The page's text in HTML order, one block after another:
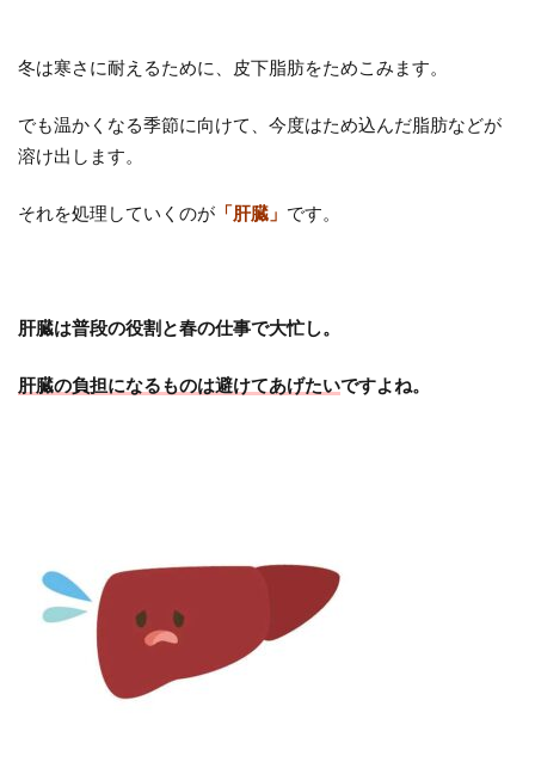
冬は寒さに耐えるために、皮下脂肪をためこみます。
でも温かくなる季節に向けて、今度はため込んだ脂肪などが
溶け出します。
それを処理していくのが 「肝臓」 です。
肝臓は普段の役割と春の仕事で大忙し。
肝臓の負担になるものは避けてあげたいですよね。